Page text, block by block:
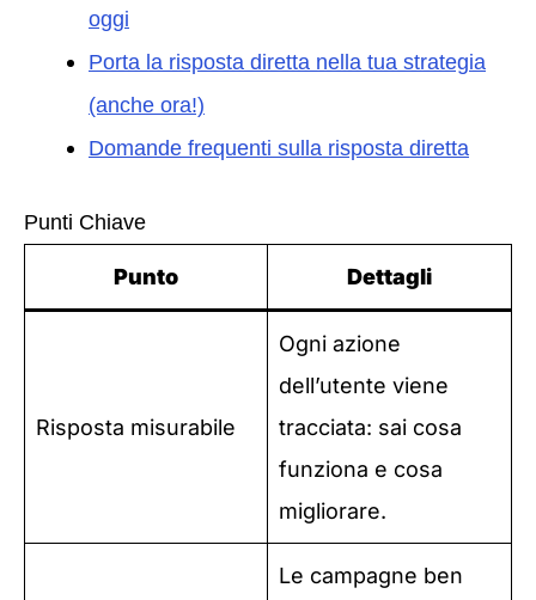
oggi
Porta la risposta diretta nella tua strategia
(anche ora!)
Domande frequenti sulla risposta diretta
Punti Chiave
Punto Dettagli
Risposta misurabile
Ogni azione
dell’utente viene
tracciata: sai cosa
funziona e cosa
migliorare.
Le campagne ben